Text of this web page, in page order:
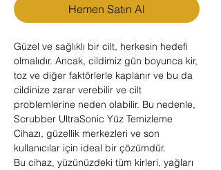
Hemen Satın Al
Güzel ve sağlıklı bir cilt, herkesin hedefi
olmalıdır. Ancak, cildimiz gün boyunca kir,
toz ve diğer faktörlerle kaplanır ve bu da
cildinize zarar verebilir ve cilt
problemlerine neden olabilir. Bu nedenle,
Scrubber UltraSonic Yüz Temizleme
Cihazı, güzellik merkezleri ve son
kullanıcılar için ideal bir çözümdür.
Bu cihaz, yüzünüzdeki tüm kirleri, yağları